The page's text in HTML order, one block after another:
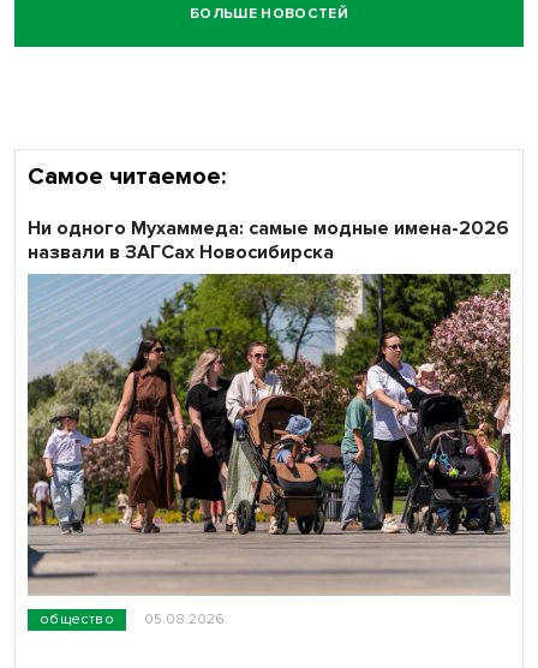
Кибертанки пошли в бой: «Ростелеком» объявляет
БОЛЬШЕ НОВОСТЕЙ
Самое читаемое:
общество 05.08.2026
Ни одного Мухаммеда: самые модные имена-2026
назвали в ЗАГСах Новосибирска